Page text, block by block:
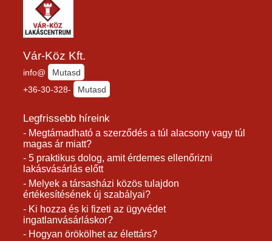
Vár-Köz Kft.
info@
Mutasd
+36-30-328-
Mutasd
Legfrissebb híreink
- Megtámadható a szerződés a túl alacsony vagy túl
magas ár miatt?
- 5 praktikus dolog, amit érdemes ellenőrizni
lakásvásárlás előtt
- Melyek a társasházi közös tulajdon
értékesítésének új szabályai?
- Ki hozza és ki fizeti az ügyvédet
ingatlanvásárláskor?
- Hogyan örökölhet az élettárs?